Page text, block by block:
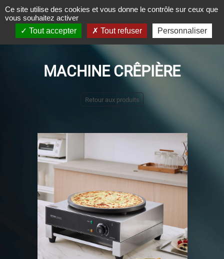
Panneau de gestion des cookies
Ce site utilise des cookies et vous donne le contrôle sur ceux que
vous souhaitez activer
Tout accepter
Tout refuser Personnaliser
MACHINE CRÊPIÈRE
Retour aux produits